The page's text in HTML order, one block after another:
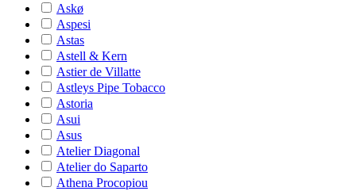
Askø
Aspesi
Astas
Astell & Kern
Astier de Villatte
Astleys Pipe Tobacco
Astoria
Asui
Asus
Atelier Diagonal
Atelier do Saparto
Athena Procopiou